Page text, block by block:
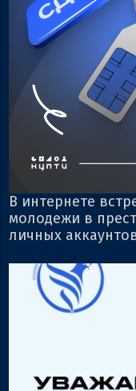
В интернете
молодежи в
личных